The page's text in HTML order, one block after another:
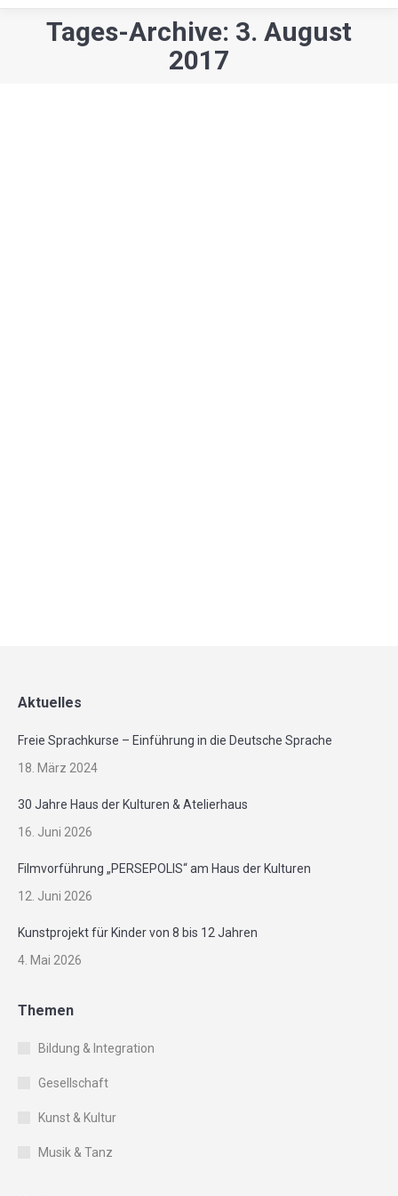
Tages-Archive: 3. August
2017
Sie befinden sich hier:
Aktuelles
Freie Sprachkurse – Einführung in die Deutsche Sprache
18. März 2024
30 Jahre Haus der Kulturen & Atelierhaus
16. Juni 2026
Filmvorführung „PERSEPOLIS“ am Haus der Kulturen
12. Juni 2026
Kunstprojekt für Kinder von 8 bis 12 Jahren
4. Mai 2026
Themen
Bildung & Integration
Gesellschaft
Kunst & Kultur
Musik & Tanz